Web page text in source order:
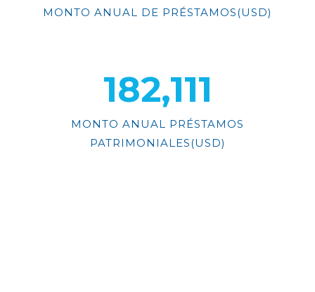
MONTO ANUAL DE PRÉSTAMOS(USD)
213,402
MONTO ANUAL PRÉSTAMOS
PATRIMONIALES(USD)